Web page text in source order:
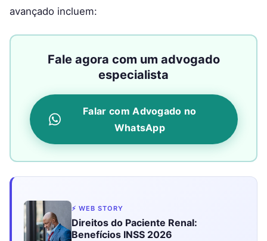
avançado incluem:
Fale agora com um advogado
especialista
Falar com Advogado no
WhatsApp
⚡ WEB STORY
Direitos do Paciente Renal:
Benefícios INSS 2026